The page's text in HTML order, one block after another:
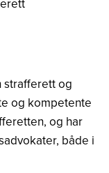
strafferett og
og kompetente
og har
både i